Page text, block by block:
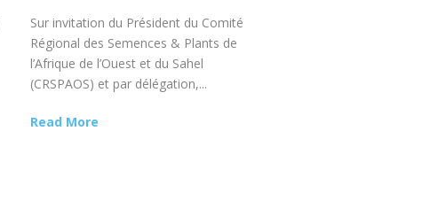
Sur invitation du Président du Comité
Régional des Semences & Plants de
l’Afrique de l’Ouest et du Sahel
(CRSPAOS) et par délégation,...
Read More